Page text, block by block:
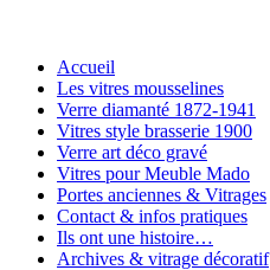
Accueil
Les vitres mousselines
Verre diamanté 1872-1941
Vitres style brasserie 1900
Verre art déco gravé
Vitres pour Meuble Mado
Portes anciennes & Vitrages
Contact & infos pratiques
Ils ont une histoire…
Archives & vitrage décoratif